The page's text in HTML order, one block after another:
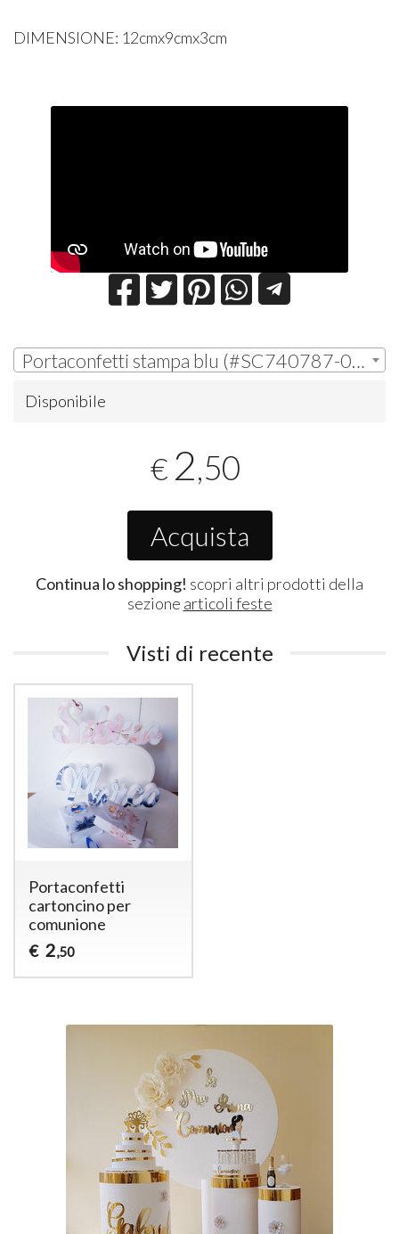
DIMENSIONE: 12cmx9cmx3cm
Portaconfetti stampa blu (#SC740787-01) | € 2,50
Disponibile
€ 2,50
Acquista
Continua lo shopping! scopri altri prodotti della
sezione articoli feste
Visti di recente
Portaconfetti
cartoncino per
comunione
€ 2,50